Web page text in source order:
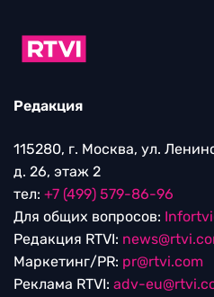
Редакция
115280, г. Москва, ул.
д. 26, этаж 2
тел: +7 (499) 579-86-96
Для общих вопросов:
Редакция RTVI:
Маркетинг/PR: pr@rtvi.com
Реклама RTVI: adv-